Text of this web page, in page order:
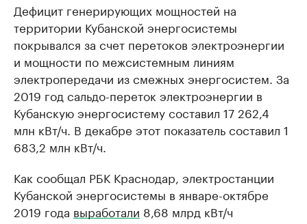
Дефицит генерирующих мощностей на
территории Кубанской энергосистемы
покрывался за счет перетоков электроэнергии
и мощности по межсистемным линиям
электропередачи из смежных энергосистем. За
2019 год сальдо-переток электроэнергии в
Кубанскую энергосистему составил 17 262,4
млн кВт/ч. В декабре этот показатель составил 1
683,2 млн кВт/ч.
Как сообщал РБК Краснодар, электростанции
Кубанской энергосистемы в январе-октябре
2019 года выработали 8,68 млрд кВт/ч